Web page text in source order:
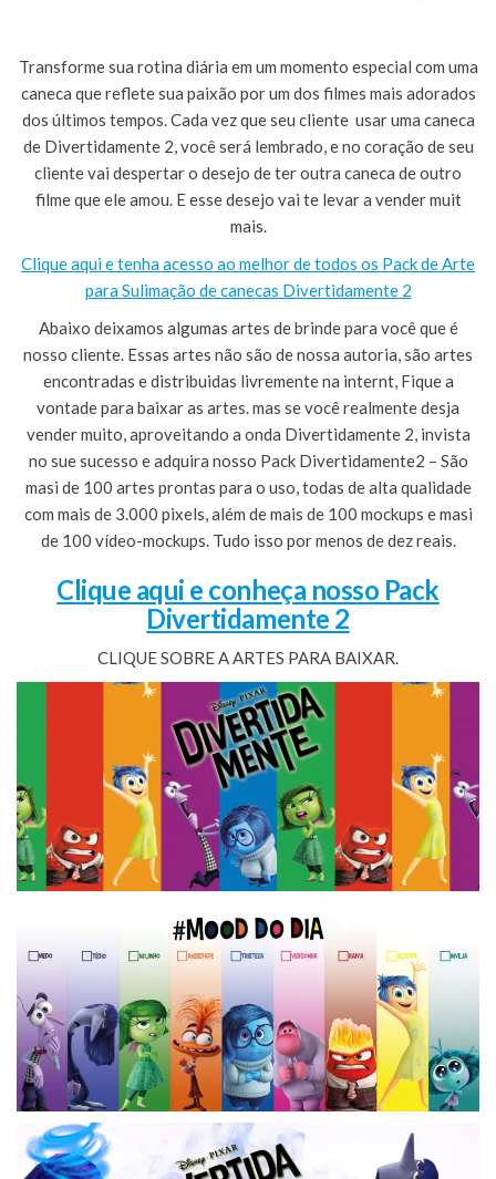
Transforme sua rotina diária em um momento especial com uma
caneca que reflete sua paixão por um dos filmes mais adorados
dos últimos tempos. Cada vez que seu cliente usar uma caneca
de Divertidamente 2, você será lembrado, e no coração de seu
cliente vai despertar o desejo de ter outra caneca de outro
filme que ele amou. E esse desejo vai te levar a vender muit
mais.
Clique aqui e tenha acesso ao melhor de todos os Pack de Arte
para Sulimação de canecas Divertidamente 2
Abaixo deixamos algumas artes de brinde para você que é
nosso cliente. Essas artes não são de nossa autoria, são artes
encontradas e distribuidas livremente na internt, Fique a
vontade para baixar as artes. mas se você realmente desja
vender muito, aproveitando a onda Divertidamente 2, invista
no sue sucesso e adquira nosso Pack Divertidamente2 – São
masi de 100 artes prontas para o uso, todas de alta qualidade
com mais de 3.000 pixels, além de mais de 100 mockups e masi
de 100 vídeo-mockups. Tudo isso por menos de dez reais.
Clique aqui e conheça nosso Pack
Divertidamente 2
CLIQUE SOBRE A ARTES PARA BAIXAR.